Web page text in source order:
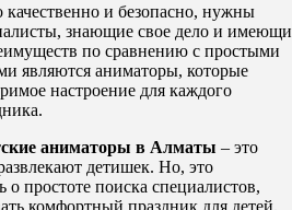
и безопасно, нужны
знающие свое дело и
по сравнению с простыми
являются аниматоры, которые
настроение для каждого
аниматоры в Алматы – это
детишек. Но, это
простоте поиска специалистов,
комфортный праздник для детей.